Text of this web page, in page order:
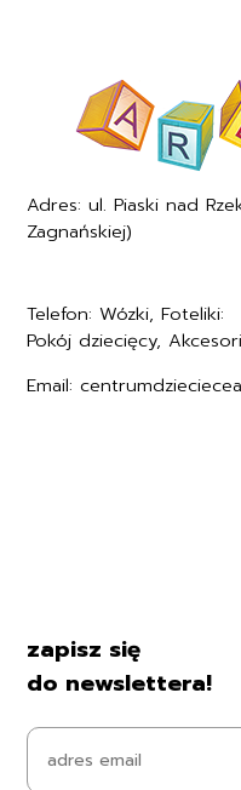
Adres: ul. Piaski nad
Zagnańskiej)
Telefon: Wózki, Foteliki:
Pokój dziecięcy,
Email:
zapisz się
do newslettera!